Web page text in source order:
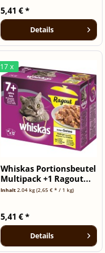
5,41 € *
Details
17 x
Whiskas Portionsbeutel
Multipack +1 Ragout...
Inhalt 2.04 kg(2,65 € * / 1 kg)
5,41 € *
Details